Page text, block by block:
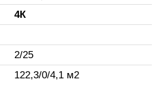
4К
2/25
122,3/0/4,1 м2